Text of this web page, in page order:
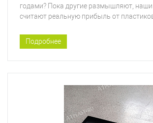
годами? Пока другие размышляют,
считают реальную прибыль от
Подробнее